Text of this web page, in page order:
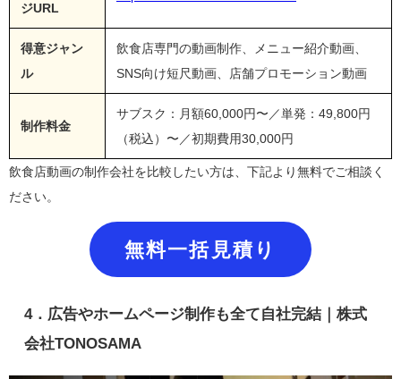
ジURL
得意ジャン
ル
飲食店専門の動画制作、メニュー紹介動画、
SNS向け短尺動画、店舗プロモーション動画
制作料金
サブスク：月額60,000円〜／単発：49,800円
（税込）〜／初期費用30,000円
飲食店動画の制作会社を比較したい方は、下記より無料でご相談く
ださい。
無料一括見積り
4．広告やホームページ制作も全て自社完結｜株式
会社TONOSAMA